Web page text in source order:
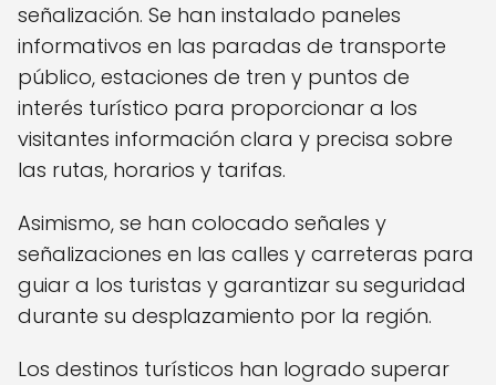
señalización. Se han instalado paneles
informativos en las paradas de transporte
público, estaciones de tren y puntos de
interés turístico para proporcionar a los
visitantes información clara y precisa sobre
las rutas, horarios y tarifas.
Asimismo, se han colocado señales y
señalizaciones en las calles y carreteras para
guiar a los turistas y garantizar su seguridad
durante su desplazamiento por la región.
Los destinos turísticos han logrado superar